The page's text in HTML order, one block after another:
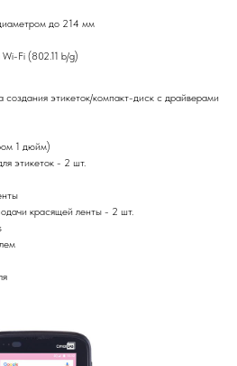
до 214 мм
Fi (802.11 b/g)
этикеток/компакт-диск с драйверами
1 дюйм)
этикеток - 2 шт.
красящей ленты - 2 шт.